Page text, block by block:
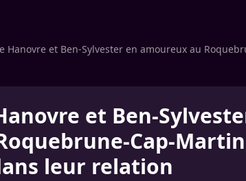
Hanovre et Ben-Sylvester en amoureux au
et Ben-
Cap-
leur relation